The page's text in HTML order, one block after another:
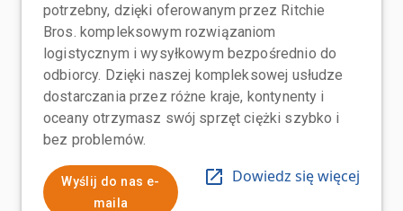
potrzebny, dzięki oferowanym przez Ritchie
Bros. kompleksowym rozwiązaniom
logistycznym i wysyłkowym bezpośrednio do
odbiorcy. Dzięki naszej kompleksowej usłudze
dostarczania przez różne kraje, kontynenty i
oceany otrzymasz swój sprzęt ciężki szybko i
bez problemów.
Wyślij do nas e-
maila
Dowiedz się więcej